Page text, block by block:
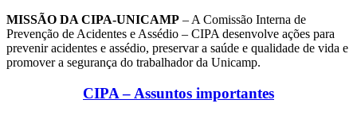
MISSÃO DA CIPA-UNICAMP – A Comissão Interna de
Prevenção de Acidentes e Assédio – CIPA desenvolve ações para
prevenir acidentes e assédio, preservar a saúde e qualidade de vida e
promover a segurança do trabalhador da Unicamp.
CIPA – Assuntos importantes